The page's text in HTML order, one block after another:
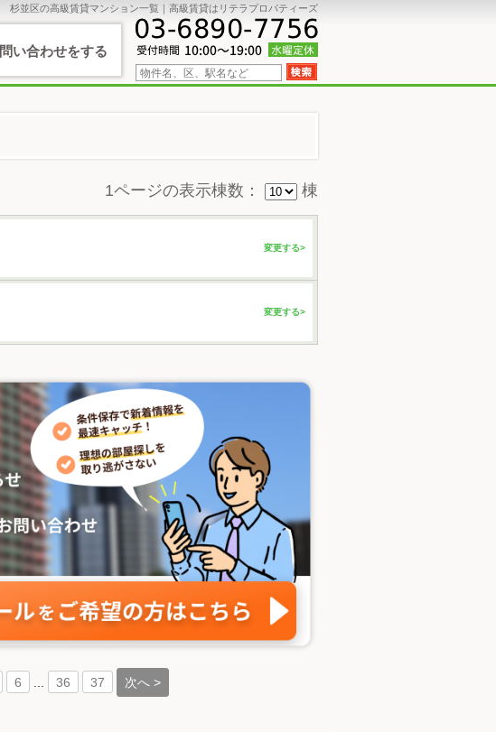
杉並区の高級賃貸マンション一覧｜高級賃貸はリテラプロパティーズ
問い合わせをする
1ページの表示棟数： 棟
変更する>
変更する>
6 36 37 次へ >